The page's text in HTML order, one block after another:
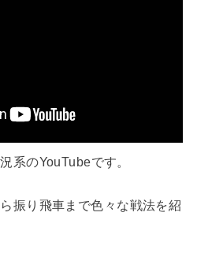
系のYouTubeです。
振り飛車まで色々な戦法を紹